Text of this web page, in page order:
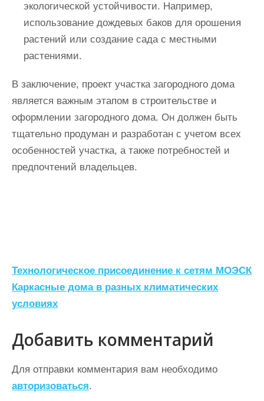
экологической устойчивости. Например,
использование дождевых баков для орошения
растений или создание сада с местными
растениями.
В заключение, проект участка загородного дома
является важным этапом в строительстве и
оформлении загородного дома. Он должен быть
тщательно продуман и разработан с учетом всех
особенностей участка, а также потребностей и
предпочтений владельцев.
Н
а
в
и
г
а
ц
Технологическое присоединение к сетям МОЭСК
Каркасные дома в разных климатических
условиях
Добавить комментарий
Для отправки комментария вам необходимо
авторизоваться.